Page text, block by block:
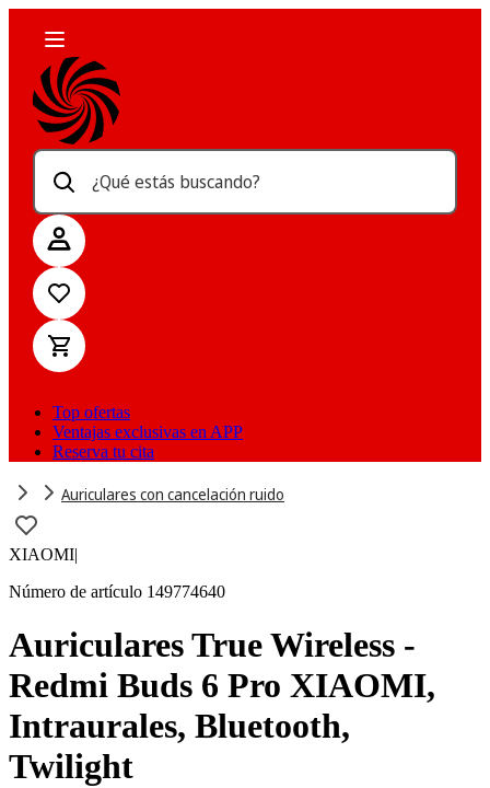
¿Qué estás buscando?
Top ofertas
Ventajas exclusivas en APP
Reserva tu cita
Auriculares con cancelación ruido
XIAOMI|
Número de artículo 149774640
Auriculares True Wireless -
Redmi Buds 6 Pro XIAOMI,
Intraurales, Bluetooth,
Twilight